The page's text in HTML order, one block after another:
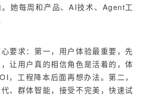
她每周和产品、AI技术、Agent工
要求：第一，用户体验最重要，先
让用户真的相信角色是活着的，体
，工程降本后面再想办法。第二，
、群体智能，接受不完美，快速试